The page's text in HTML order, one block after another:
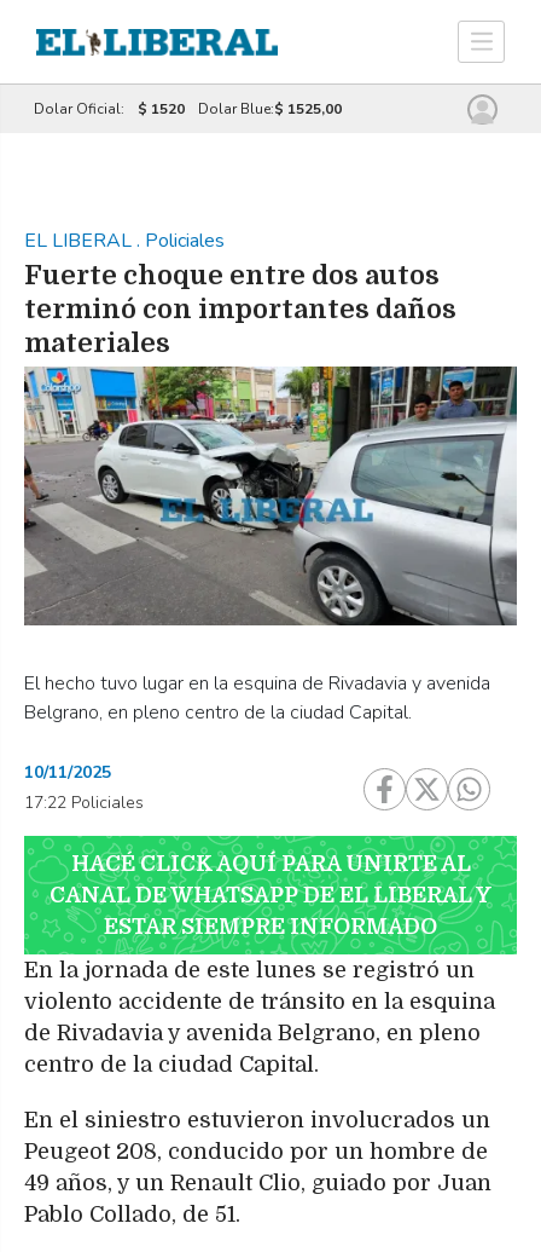
Dolar Oficial: $ 1520 Dolar Blue:$ 1525,00
EL LIBERAL. Policiales
Fuerte choque entre dos autos
terminó con importantes daños
materiales
El hecho tuvo lugar en la esquina de Rivadavia y avenida
Belgrano, en pleno centro de la ciudad Capital.
10/11/2025
17:22 Policiales
HACÉ CLICK AQUÍ PARA UNIRTE AL
CANAL DE WHATSAPP DE EL LIBERAL Y
ESTAR SIEMPRE INFORMADO
En la jornada de este lunes se registró un
violento accidente de tránsito en la esquina
de Rivadavia y avenida Belgrano, en pleno
centro de la ciudad Capital.
En el siniestro estuvieron involucrados un
Peugeot 208, conducido por un hombre de
49 años, y un Renault Clio, guiado por Juan
Pablo Collado, de 51.